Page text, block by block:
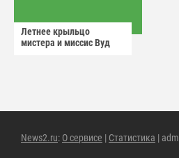
Летнее крыльцо
мистера и миссис Вуд
News2.ru: О сервисе | Статистика |